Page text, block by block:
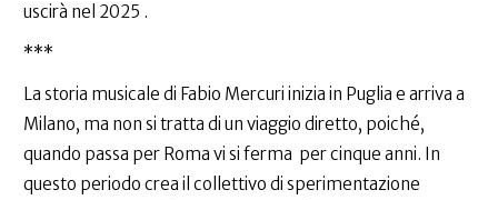
uscirà nel 2025 .
***
La storia musicale di Fabio Mercuri inizia in Puglia e arriva a
Milano, ma non si tratta di un viaggio diretto, poiché,
quando passa per Roma vi si ferma per cinque anni. In
questo periodo crea il collettivo di sperimentazione